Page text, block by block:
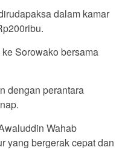
dalam kamar
Sorowako bersama
dengan perantara
Wahab
yang bergerak cepat dan